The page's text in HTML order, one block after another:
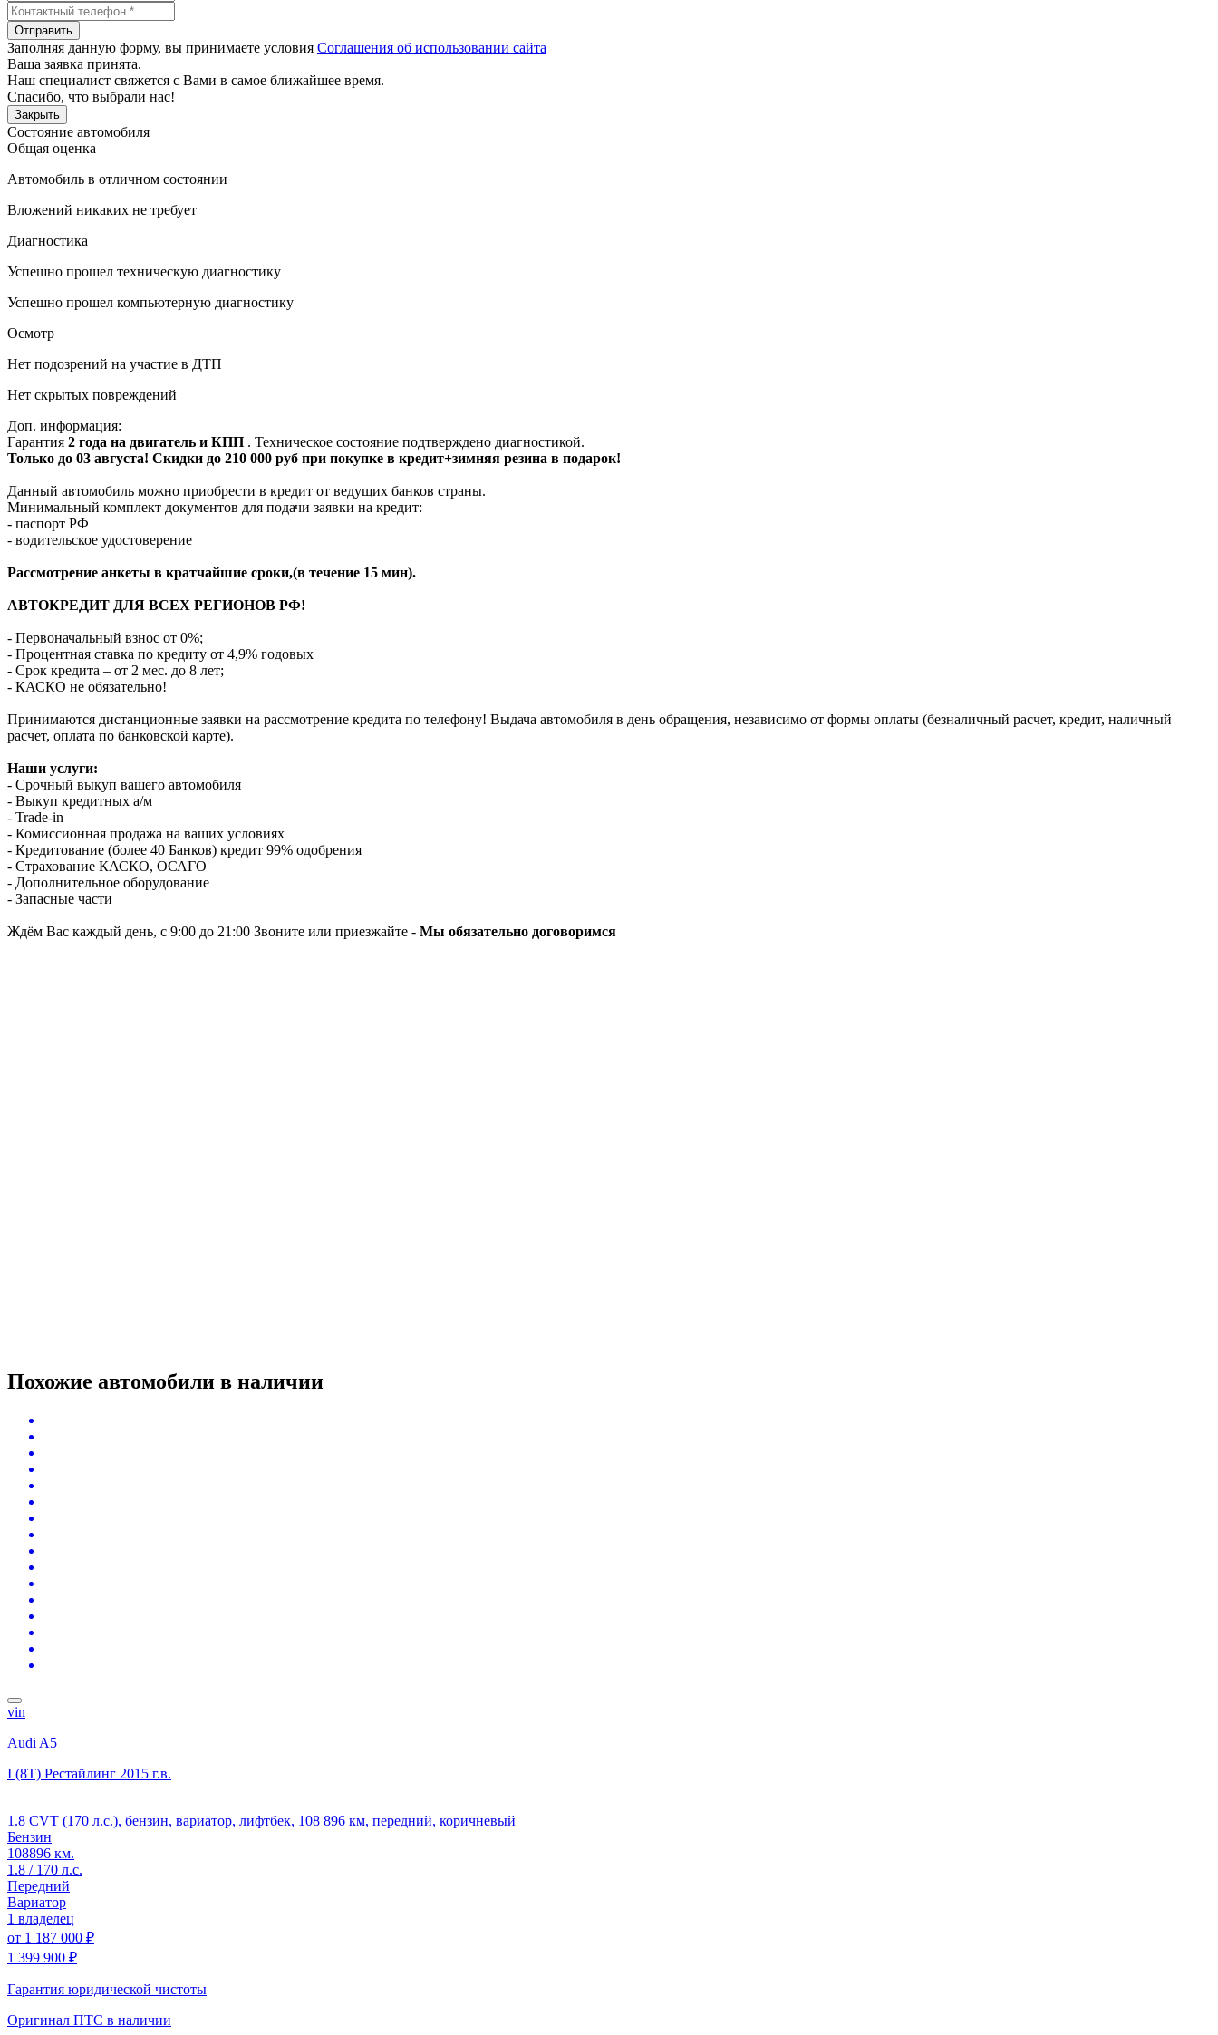
Отправить
Заполняя данную форму, вы принимаете условия Соглашения об использовании сайта
Ваша заявка принята.
Наш специалист свяжется с Вами в самое ближайшее время.
Спасибо, что выбрали нас!
Закрыть
Состояние автомобиля
Общая оценка
Автомобиль в отличном состоянии
Вложений никаких не требует
Диагностика
Успешно прошел техническую диагностику
Успешно прошел компьютерную диагностику
Осмотр
Нет подозрений на участие в ДТП
Нет скрытых повреждений
Доп. информация:
Гарантия 2 года на двигатель и КПП . Техническое состояние подтверждено диагностикой.
Только до 03 августа! Скидки до 210 000 руб при покупке в кредит+зимняя резина в подарок!
Данный автомобиль можно приобрести в кредит от ведущих банков страны.
Минимальный комплект документов для подачи заявки на кредит:
- паспорт РФ
- водительское удостоверение
Рассмотрение анкеты в кратчайшие сроки,(в течение 15 мин).
АВТОКРЕДИТ ДЛЯ ВСЕХ РЕГИОНОВ РФ!
- Первоначальный взнос от 0%;
- Процентная ставка по кредиту от 4,9% годовых
- Срок кредита – от 2 мес. до 8 лет;
- КАСКО не обязательно!
Принимаются дистанционные заявки на рассмотрение кредита по телефону! Выдача автомобиля в день обращения, независимо от формы оплаты (безналичный расчет, кредит, наличный
расчет, оплата по банковской карте).
Наши услуги:
- Срочный выкуп вашего автомобиля
- Выкуп кредитных а/м
- Trade-in
- Комиссионная продажа на ваших условиях
- Кредитование (более 40 Банков) кредит 99% одобрения
- Страхование КАСКО, ОСАГО
- Дополнительное оборудование
- Запасные части
Ждём Вас каждый день, с 9:00 до 21:00 Звоните или приезжайте - Мы обязательно договоримся
Похожие автомобили в наличии
vin
Audi A5
I (8T) Рестайлинг 2015 г.в.
1.8 CVT (170 л.с.), бензин, вариатор, лифтбек, 108 896 км, передний, коричневый
Бензин
108896 км.
1.8 / 170 л.с.
Передний
Вариатор
1 владелец
от 1 187 000 ₽
1 399 900 ₽
Гарантия юридической чистоты
Оригинал ПТС в наличии